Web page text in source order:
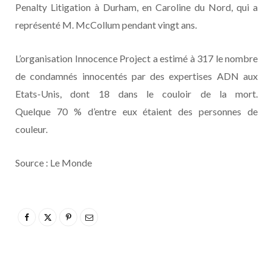
Penalty Litigation à Durham, en Caroline du Nord, qui a
représenté M. McCollum pendant vingt ans.
L’organisation Innocence Project a estimé à 317 le nombre
de condamnés innocentés par des expertises ADN aux
Etats-Unis, dont 18 dans le couloir de la mort.
Quelque 70 % d’entre eux étaient des personnes de
couleur.
Source : Le Monde